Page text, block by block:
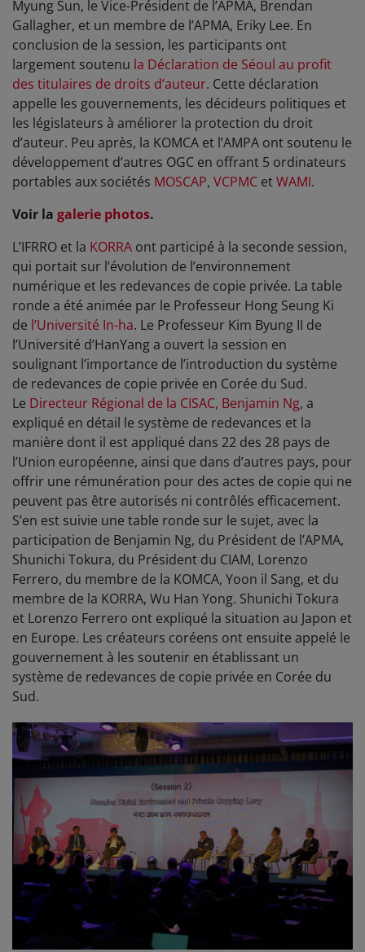
Myung Sun, le Vice-Président de l’APMA, Brendan
Gallagher, et un membre de l’APMA, Eriky Lee. En
conclusion de la session, les participants ont
largement soutenu la Déclaration de Séoul au profit
des titulaires de droits d’auteur. Cette déclaration
appelle les gouvernements, les décideurs politiques et
les législateurs à améliorer la protection du droit
d’auteur. Peu après, la KOMCA et l’AMPA ont soutenu le
développement d’autres OGC en offrant 5 ordinateurs
portables aux sociétés MOSCAP, VCPMC etWAMI.
Voir la galerie photos.
L’IFRRO et la KORRA ont participé à la seconde session,
qui portait sur l’évolution de l’environnement
numérique et les redevances de copie privée. La table
ronde a été animée par le Professeur Hong Seung Ki
de l’Université In-ha. Le Professeur Kim Byung II de
l’Université d’HanYang a ouvert la session en
soulignant l’importance de l’introduction du système
de redevances de copie privée en Corée du Sud.
Le Directeur Régional de la CISAC, Benjamin Ng, a
expliqué en détail le système de redevances et la
manière dont il est appliqué dans 22 des 28 pays de
l’Union européenne, ainsi que dans d’autres pays, pour
offrir une rémunération pour des actes de copie qui ne
peuvent pas être autorisés ni contrôlés efficacement.
S’en est suivie une table ronde sur le sujet, avec la
participation de Benjamin Ng, du Président de l’APMA,
Shunichi Tokura, du Président du CIAM, Lorenzo
Ferrero, du membre de la KOMCA, Yoon il Sang, et du
membre de la KORRA, Wu Han Yong. Shunichi Tokura
et Lorenzo Ferrero ont expliqué la situation au Japon et
en Europe. Les créateurs coréens ont ensuite appelé le
gouvernement à les soutenir en établissant un
système de redevances de copie privée en Corée du
Sud.